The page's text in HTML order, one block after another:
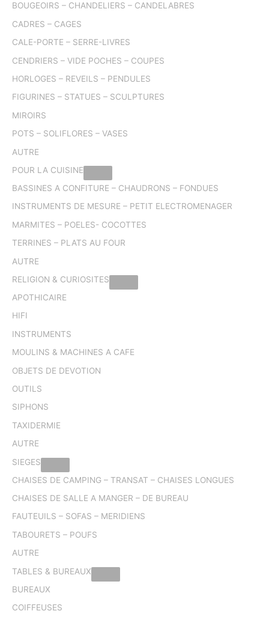
BOUGEOIRS – CHANDELIERS – CANDELABRES
CADRES – CAGES
CALE-PORTE – SERRE-LIVRES
CENDRIERS – VIDE POCHES – COUPES
HORLOGES – REVEILS – PENDULES
FIGURINES – STATUES – SCULPTURES
MIROIRS
POTS – SOLIFLORES – VASES
AUTRE
POUR LA CUISINE
BASSINES A CONFITURE – CHAUDRONS – FONDUES
INSTRUMENTS DE MESURE – PETIT ELECTROMENAGER
MARMITES – POELES- COCOTTES
TERRINES – PLATS AU FOUR
AUTRE
RELIGION & CURIOSITES
APOTHICAIRE
HIFI
INSTRUMENTS
MOULINS & MACHINES A CAFE
OBJETS DE DEVOTION
OUTILS
SIPHONS
TAXIDERMIE
AUTRE
SIEGES
CHAISES DE CAMPING – TRANSAT – CHAISES LONGUES
CHAISES DE SALLE A MANGER – DE BUREAU
FAUTEUILS – SOFAS – MERIDIENS
TABOURETS – POUFS
AUTRE
TABLES & BUREAUX
BUREAUX
COIFFEUSES